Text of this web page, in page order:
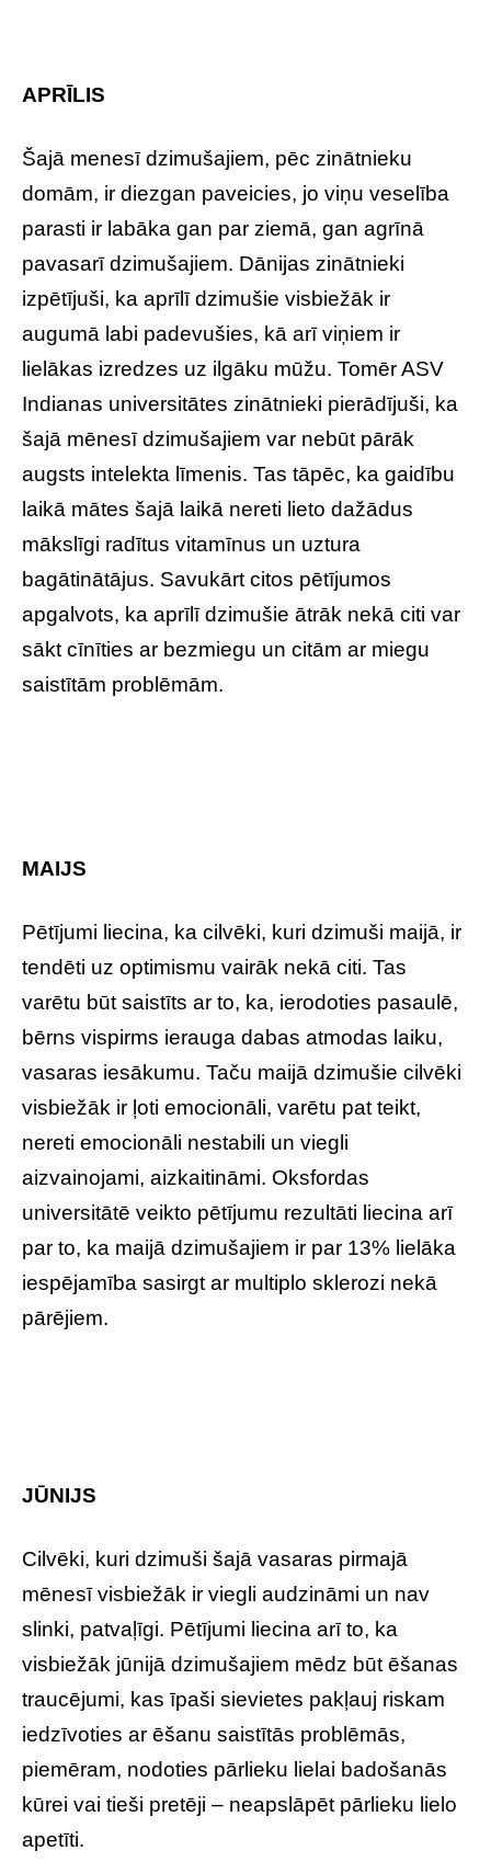
APRĪLIS
Šajā menesī dzimušajiem, pēc zinātnieku
domām, ir diezgan paveicies, jo viņu veselība
parasti ir labāka gan par ziemā, gan agrīnā
pavasarī dzimušajiem. Dānijas zinātnieki
izpētījuši, ka aprīlī dzimušie visbiežāk ir
augumā labi padevušies, kā arī viņiem ir
lielākas izredzes uz ilgāku mūžu. Tomēr ASV
Indianas universitātes zinātnieki pierādījuši, ka
šajā mēnesī dzimušajiem var nebūt pārāk
augsts intelekta līmenis. Tas tāpēc, ka gaidību
laikā mātes šajā laikā nereti lieto dažādus
mākslīgi radītus vitamīnus un uztura
bagātinātājus. Savukārt citos pētījumos
apgalvots, ka aprīlī dzimušie ātrāk nekā citi var
sākt cīnīties ar bezmiegu un citām ar miegu
saistītām problēmām.
MAIJS
Pētījumi liecina, ka cilvēki, kuri dzimuši maijā, ir
tendēti uz optimismu vairāk nekā citi. Tas
varētu būt saistīts ar to, ka, ierodoties pasaulē,
bērns vispirms ierauga dabas atmodas laiku,
vasaras iesākumu. Taču maijā dzimušie cilvēki
visbiežāk ir ļoti emocionāli, varētu pat teikt,
nereti emocionāli nestabili un viegli
aizvainojami, aizkaitināmi. Oksfordas
universitātē veikto pētījumu rezultāti liecina arī
par to, ka maijā dzimušajiem ir par 13% lielāka
iespējamība sasirgt ar multiplo sklerozi nekā
pārējiem.
JŪNIJS
Cilvēki, kuri dzimuši šajā vasaras pirmajā
mēnesī visbiežāk ir viegli audzināmi un nav
slinki, patvaļīgi. Pētījumi liecina arī to, ka
visbiežāk jūnijā dzimušajiem mēdz būt ēšanas
traucējumi, kas īpaši sievietes pakļauj riskam
iedzīvoties ar ēšanu saistītās problēmās,
piemēram, nodoties pārlieku lielai badošanās
kūrei vai tieši pretēji – neapslāpēt pārlieku lielo
apetīti.